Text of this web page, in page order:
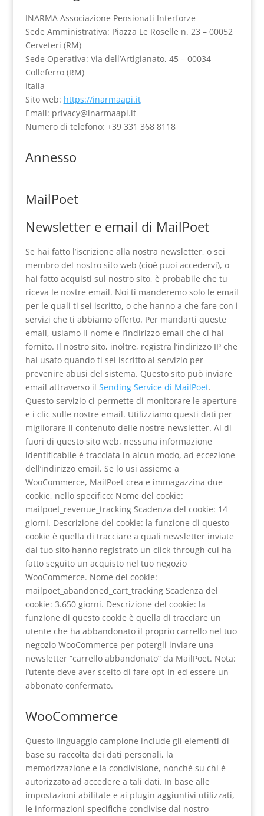
INARMA Associazione Pensionati Interforze
Sede Amministrativa: Piazza Le Roselle n. 23 – 00052
Cerveteri (RM)
Sede Operativa: Via dell’Artigianato, 45 – 00034
Colleferro (RM)
Italia
Sito web: https://inarmaapi.it
Email: privacy@inarmaapi.it
Numero di telefono: +39 331 368 8118
Annesso
MailPoet
Newsletter e email di MailPoet
Se hai fatto l’iscrizione alla nostra newsletter, o sei
membro del nostro sito web (cioè puoi accedervi), o
hai fatto acquisti sul nostro sito, è probabile che tu
riceva le nostre email. Noi ti manderemo solo le email
per le quali ti sei iscritto, o che hanno a che fare con i
servizi che ti abbiamo offerto. Per mandarti queste
email, usiamo il nome e l’indirizzo email che ci hai
fornito. Il nostro sito, inoltre, registra l’indirizzo IP che
hai usato quando ti sei iscritto al servizio per
prevenire abusi del sistema. Questo sito può inviare
email attraverso il Sending Service di MailPoet.
Questo servizio ci permette di monitorare le aperture
e i clic sulle nostre email. Utilizziamo questi dati per
migliorare il contenuto delle nostre newsletter. Al di
fuori di questo sito web, nessuna informazione
identificabile è tracciata in alcun modo, ad eccezione
dell’indirizzo email. Se lo usi assieme a
WooCommerce, MailPoet crea e immagazzina due
cookie, nello specifico: Nome del cookie:
mailpoet_revenue_tracking Scadenza del cookie: 14
giorni. Descrizione del cookie: la funzione di questo
cookie è quella di tracciare a quali newsletter inviate
dal tuo sito hanno registrato un click-through cui ha
fatto seguito un acquisto nel tuo negozio
WooCommerce. Nome del cookie:
mailpoet_abandoned_cart_tracking Scadenza del
cookie: 3.650 giorni. Descrizione del cookie: la
funzione di questo cookie è quella di tracciare un
utente che ha abbandonato il proprio carrello nel tuo
negozio WooCommerce per potergli inviare una
newsletter “carrello abbandonato” da MailPoet. Nota:
l’utente deve aver scelto di fare opt-in ed essere un
abbonato confermato.
WooCommerce
Questo linguaggio campione include gli elementi di
base su raccolta dei dati personali, la
memorizzazione e la condivisione, nonché su chi è
autorizzato ad accedere a tali dati. In base alle
impostazioni abilitate e ai plugin aggiuntivi utilizzati,
le informazioni specifiche condivise dal nostro